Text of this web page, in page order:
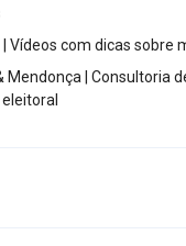
| Vídeos com dicas sobre
Mendonça | Consultoria